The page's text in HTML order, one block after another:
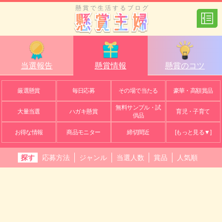
懸賞で生活するブログ
当選報告 懸賞情報 懸賞のコツ
厳選懸賞 毎日応募 その場で当たる 豪華・高額賞品
大量当選 ハガキ懸賞
無料サンプル・試
供品
育児・子育て
お得な情報 商品モニター 締切間近 [もっと見る▼]
探す 応募方法 ジャンル 当選人数 賞品 人気順